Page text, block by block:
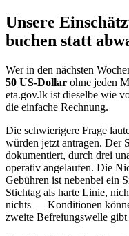
Unsere
buchen statt
Wer in den nächsten
50 US-Dollar ohne jeden
eta.gov.lk ist dieselbe wie
die einfache Rechnung.
Die schwierigere Frage
würden jetzt antragen. Der
dokumentiert, durch drei
operativ angelaufen. Die
Gebühren ist nebenbei ein
Stichtag als harte Linie,
nichts — Konditionen
zweite Befreiungswelle gibt